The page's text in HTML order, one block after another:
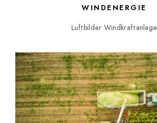
WINDENERGIE
Luftbilder Windkraftanlage